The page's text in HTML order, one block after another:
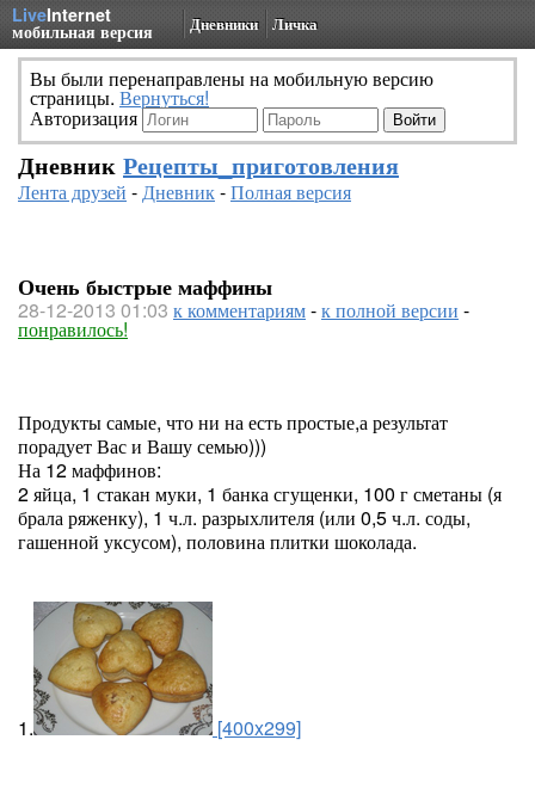
LiveInternet
мобильная версия Дневники Личка
Вы были перенаправлены на мобильную версию
страницы. Вернуться!
Авторизация
Дневник Рецепты_приготовления
Лента друзей -Дневник-Полная версия
Очень быстрые маффины
28-12-2013 01:03 к комментариям-к полной версии -
понравилось!
Продукты самые, что ни на есть простые,а результат
порадует Вас и Вашу семью)))
На 12 маффинов:
2 яйца, 1 стакан муки, 1 банка сгущенки, 100 г сметаны (я
брала ряженку), 1 ч.л. разрыхлителя (или 0,5 ч.л. соды,
гашенной уксусом), половина плитки шоколада.
1. [400x299]